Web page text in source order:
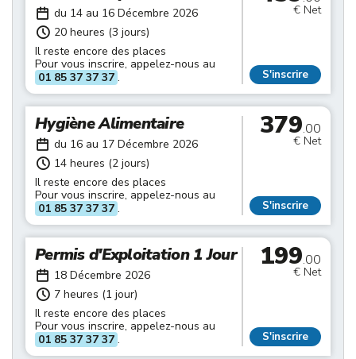
du 14 au 16 Décembre 2026
20 heures (3 jours)
Il reste encore des places
Pour vous inscrire, appelez-nous au
01 85 37 37 37 .
€ Net
S'inscrire
Hygiène Alimentaire
du 16 au 17 Décembre 2026
14 heures (2 jours)
Il reste encore des places
Pour vous inscrire, appelez-nous au
01 85 37 37 37 .
379.00
€ Net
S'inscrire
Permis d'Exploitation 1 Jour
18 Décembre 2026
7 heures (1 jour)
Il reste encore des places
Pour vous inscrire, appelez-nous au
01 85 37 37 37 .
199.00
€ Net
S'inscrire